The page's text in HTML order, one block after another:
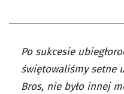
Po sukcesie
świętowaliśmy setne
Bros, nie było innej